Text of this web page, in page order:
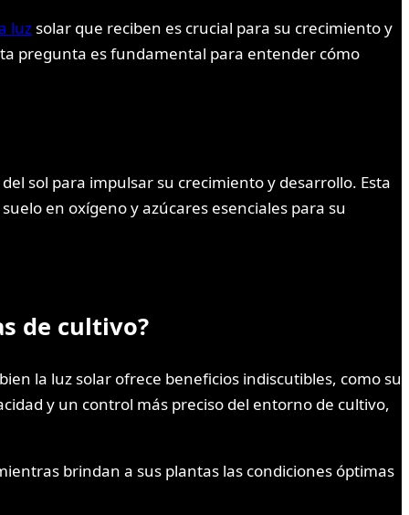
luzsolar que reciben es crucial para su crecimiento y
pregunta es fundamental para entender cómo
sol para impulsar su crecimiento y desarrollo. Esta
en oxígeno y azúcares esenciales para su
de cultivo?
la luz solar ofrece beneficios indiscutibles, como su
y un control más preciso del entorno de cultivo,
brindan a sus plantas las condiciones óptimas